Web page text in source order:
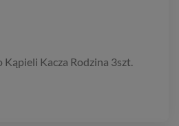
Kacza Rodzina 3szt.